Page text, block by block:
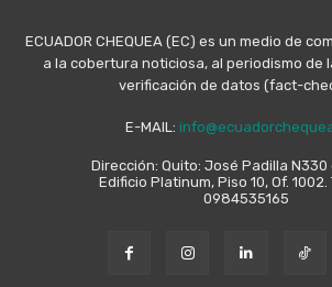
ECUADOR CHEQUEA (EC) es un medio de
a la cobertura noticiosa, al periodismo de
verificación de datos (fact-
E-MAIL:
Dirección: Quito: José Padilla N330
Edificio Platinum, Piso 10, Of.
0984535165